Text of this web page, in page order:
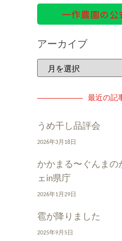
一作農園の
アーカイブ
最近の記
うめ干し品評会
2026年3月18日
かかまる〜ぐんまの
ェin県庁
2026年1月29日
雹が降りました
2025年9月5日